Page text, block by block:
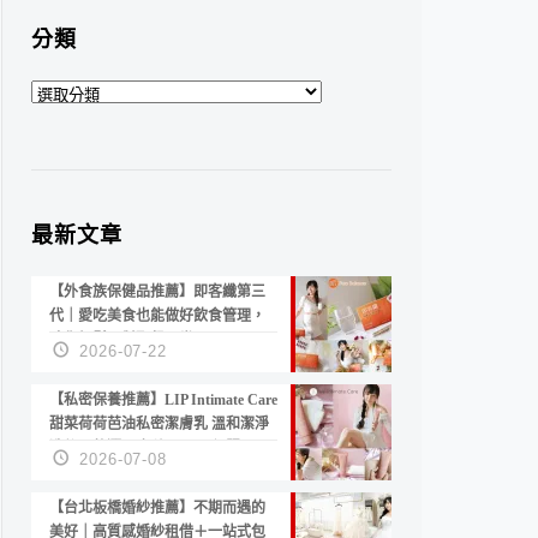
分類
分
最新文章
【外食族保健品推薦】即客纖第三
代｜愛吃美食也能做好飲食管理，
陪你輕鬆面對聚餐日常！
2026-07-22
【私密保養推薦】LIP Intimate Care
甜菜荷荷芭油私密潔膚乳 溫和潔淨
洗後不乾澀 不起泡反而更舒服！
2026-07-08
【台北板橋婚紗推薦】不期而遇的
美好｜高質感婚紗租借＋一站式包